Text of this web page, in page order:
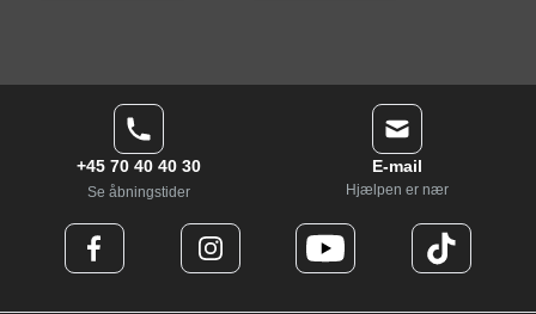
+45 70 40 40 30
Se åbningstider
E-mail
Hjælpen er nær